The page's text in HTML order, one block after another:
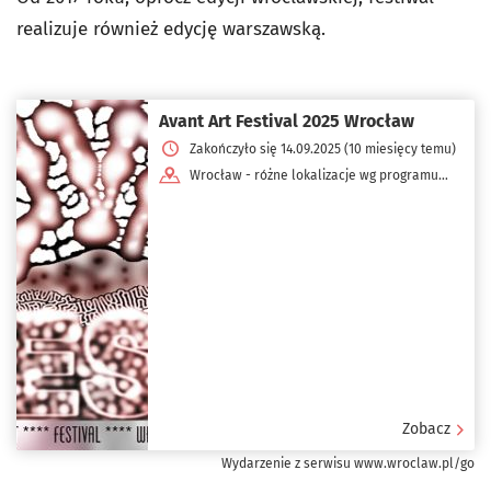
realizuje również edycję warszawską.
Avant Art Festival 2025 Wrocław
Zakończyło się 14.09.2025 (10 miesięcy temu)
Wrocław - różne lokalizacje wg programu
Zobacz
Wydarzenie z serwisu www.wroclaw.pl/go